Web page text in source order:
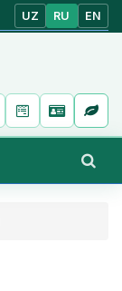
UZ RU EN